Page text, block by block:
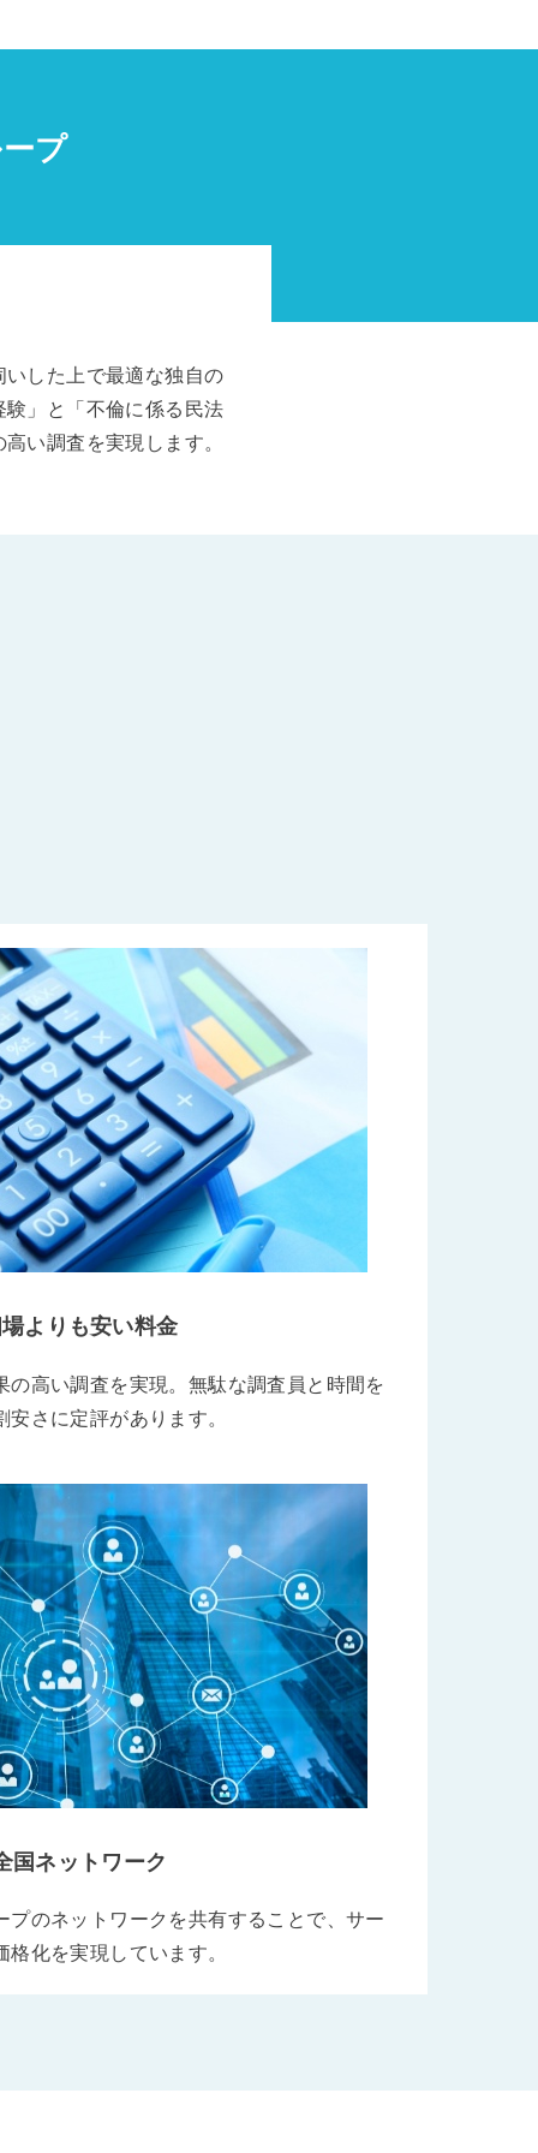
プ
した上で最適な独自の
」と「不倫に係る民法
い調査を実現します。
よりも安い料金
の高い調査を実現。無駄な調査員と時間を
さに定評があります。
国ネットワーク
プのネットワークを共有することで、サー
化を実現しています。